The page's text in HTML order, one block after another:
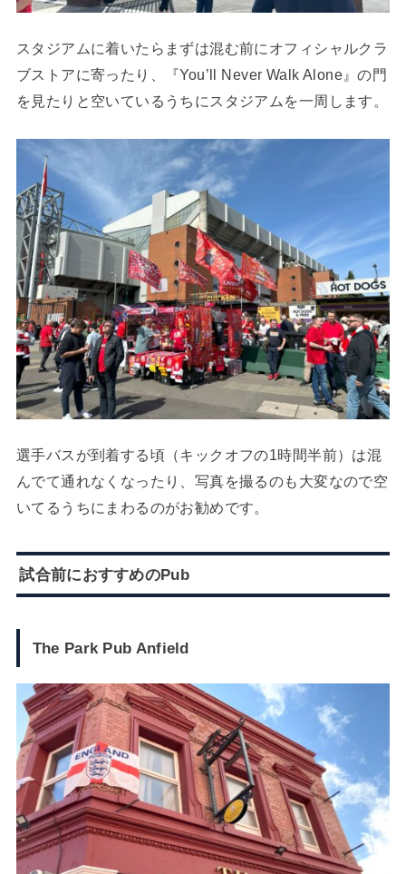
スタジアムに着いたらまずは混む前にオフィシャルクラ
ブストアに寄ったり、『You’ll Never Walk Alone』の門
を見たりと空いているうちにスタジアムを一周します。
選手バスが到着する頃（キックオフの1時間半前）は混
んでて通れなくなったり、写真を撮るのも大変なので空
いてるうちにまわるのがお勧めです。
試合前におすすめのPub
The Park Pub Anfield